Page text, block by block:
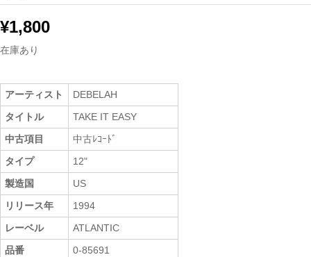
¥1,800
在庫あり
アーティスト
DEBELAH
タイトル
TAKE IT EASY
中古項目
中古ﾚｺｰﾄﾞ
タイプ
12"
製造国
US
リリース年
1994
レーベル
ATLANTIC
品番
0-85691